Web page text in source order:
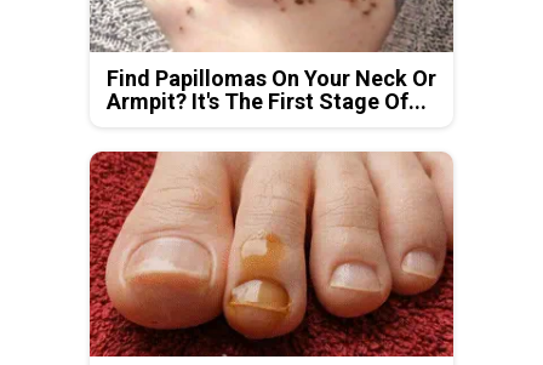
Find Papillomas On Your Neck Or
Armpit? It's The First Stage Of...